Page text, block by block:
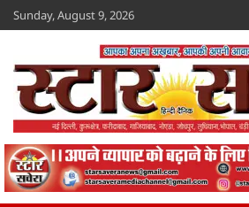
Skip
to
Sunday, August 9, 2026
Star Savera
www.starsavera.com